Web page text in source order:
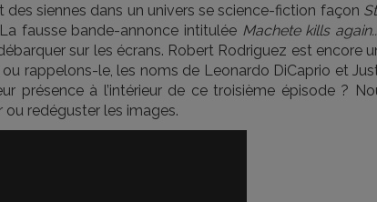
siennes dans un univers se science-fiction façon
fausse bande-annonce intitulée Machete kills
sur les écrans. Robert Rodriguez est encore
rappelons-le, les noms de Leonardo DiCaprio et
présence à l’intérieur de ce troisième épisode ?
ou redéguster les images.